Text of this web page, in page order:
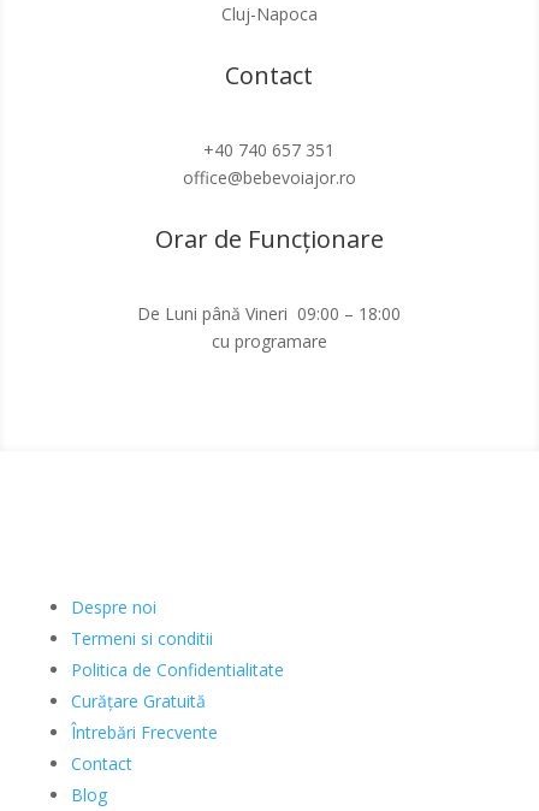
Cluj-Napoca
Contact
+40 740 657 351
office@bebevoiajor.ro
Orar de Funcționare
De Luni până Vineri 09:00 – 18:00
cu programare
Despre noi
Termeni si conditii
Politica de Confidentialitate
Curățare Gratuită
Întrebări Frecvente
Contact
Blog